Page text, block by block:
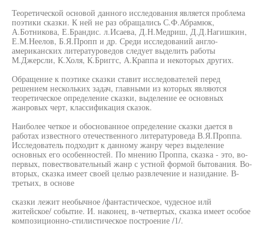
Теоретической основой данного исследования является проблема
поэтики сказки. К ней не раз обращались С.Ф.Абрамюк,
А.Ботникова, Е.Брандис. л.Исаева, Д.Н.Медриш, Д.Д.Нагишкин,
Е.М.Неелов, Б.Я.Пропп и др. Среди исследований англо-
американских литературоведов следует выделить работы
М.Джерсли, К.Холя, К.Бриггс, А.Краппа и некоторых других.
Обращение к поэтике сказки ставит исследователей перед
решением нескольких задач, главными из которых являются
теоретическое определение сказки, выделение ее основных
жанровых черт, классификация сказок.
Наиболее четкое и обоснованное определение сказки дается в
работах известного отечественного литературоведа В.Я.Проппа.
Исследователь подходит к данному жанру через выделение
основных его особенностей. По мнению Проппа, сказка - это, во-
первых, повествовательный жанр с устной формой бытования. Во-
вторых, сказка имеет своей целью развлечение и назидание. В-
третьих, в основе
сказки лежит необычное /фантастическое, чудесное илй
житейское/ событие. И. наконец, в-четвертых, сказка имеет особое
композиционно-стилистическое построение /1/.